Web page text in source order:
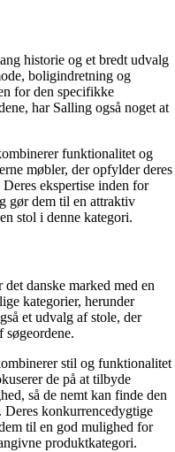
historie og et bredt udvalg
boligindretning og
for den specifikke
har Salling også noget at
funktionalitet og
møbler, der opfylder deres
ekspertise inden for
gør dem til en attraktiv
stol i denne kategori.
danske marked med en
kategorier, herunder
et udvalg af stole, der
søgeordene.
stil og funktionalitet
de på at tilbyde
så de nemt kan finde den
Deres konkurrencedygtige
til en god mulighed for
produktkategori.